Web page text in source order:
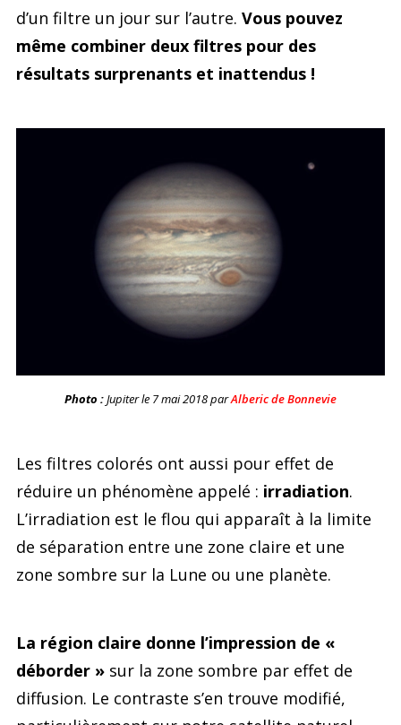
d’un filtre un jour sur l’autre. Vous pouvez
même combiner deux filtres pour des
résultats surprenants et inattendus !
Photo :Jupiter le 7 mai 2018 parAlberic de Bonnevie
Les filtres colorés ont aussi pour effet de
réduire un phénomène appelé : irradiation.
L’irradiation est le flou qui apparaît à la limite
de séparation entre une zone claire et une
zone sombre sur la Lune ou une planète.
La région claire donne l’impression de «
déborder »sur la zone sombre par effet de
diffusion. Le contraste s’en trouve modifié,